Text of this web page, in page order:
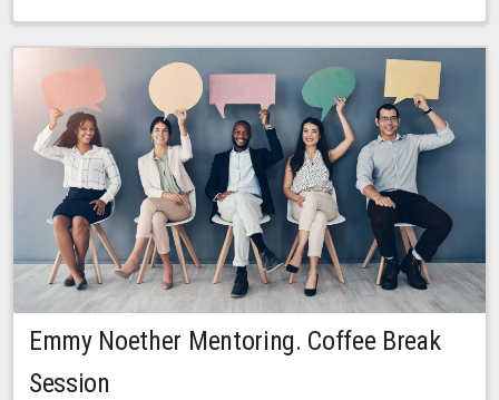
Keine freien Plätze
Emmy Noether Mentoring. Coffee Break
Session